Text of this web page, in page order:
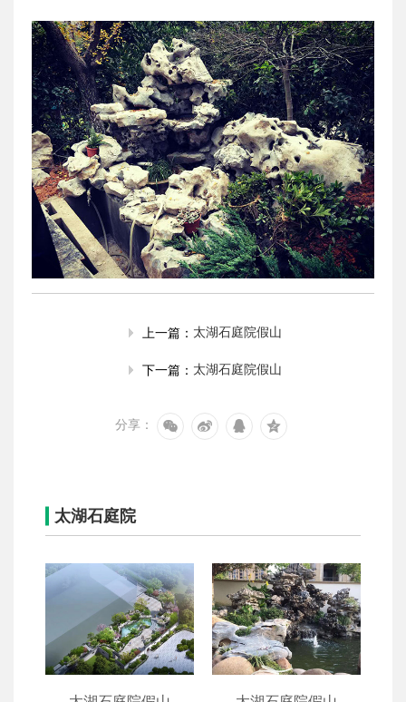
上一篇： 太湖石庭院假山
下一篇： 太湖石庭院假山
分享：
太湖石庭院